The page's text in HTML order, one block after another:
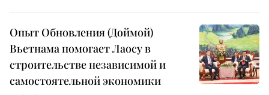
Опыт Обновления (Доймой)
Вьетнама помогает Лаосу в
строительстве независимой и
самостоятельной экономики